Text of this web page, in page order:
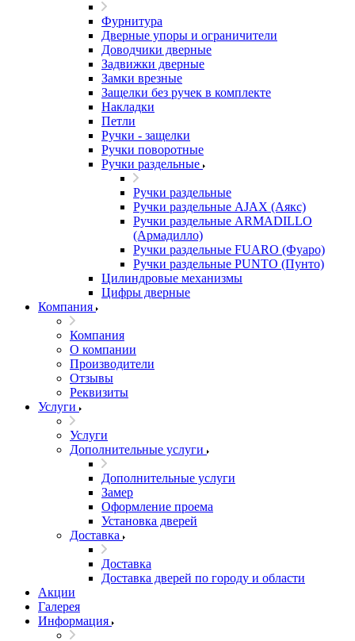
Фурнитура
Дверные упоры и ограничители
Доводчики дверные
Задвижки дверные
Замки врезные
Защелки без ручек в комплекте
Накладки
Петли
Ручки - защелки
Ручки поворотные
Ручки раздельные
Ручки раздельные
Ручки раздельные AJAX (Аякс)
Ручки раздельные ARMADILLO
(Армадилло)
Ручки раздельные FUARO (Фуаро)
Ручки раздельные PUNTO (Пунто)
Цилиндровые механизмы
Цифры дверные
Компания
Компания
О компании
Производители
Отзывы
Реквизиты
Услуги
Услуги
Дополнительные услуги
Дополнительные услуги
Замер
Оформление проема
Установка дверей
Доставка
Доставка
Доставка дверей по городу и области
Акции
Галерея
Информация